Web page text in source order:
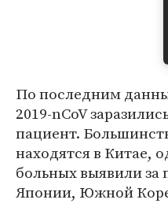
По последним
2019-nCoV
пациент.
находятся в Китае,
больных выявили за
Японии, Южной